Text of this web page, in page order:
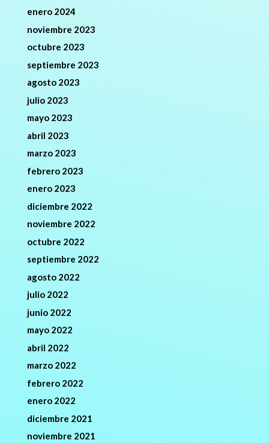
enero 2024
noviembre 2023
octubre 2023
septiembre 2023
agosto 2023
julio 2023
mayo 2023
abril 2023
marzo 2023
febrero 2023
enero 2023
diciembre 2022
noviembre 2022
octubre 2022
septiembre 2022
agosto 2022
julio 2022
junio 2022
mayo 2022
abril 2022
marzo 2022
febrero 2022
enero 2022
diciembre 2021
noviembre 2021